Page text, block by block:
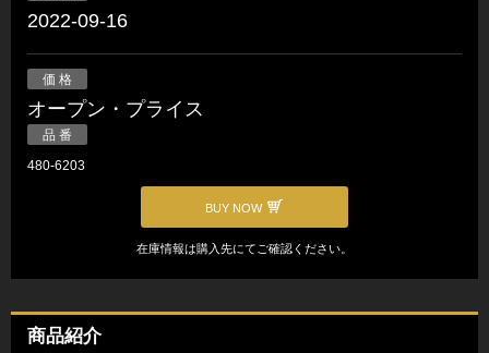
2022-09-16
価 格
オープン・プライス
品 番
480-6203
BUY NOW
在庫情報は購入先にてご確認ください。
商品紹介